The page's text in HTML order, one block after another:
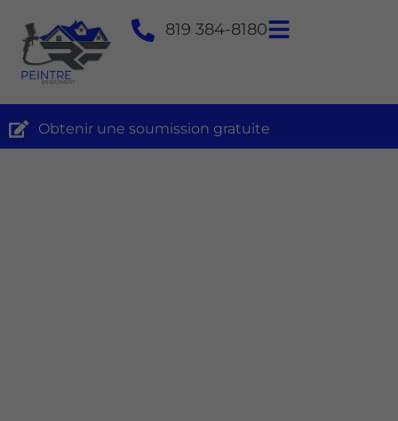
819 384-8180
Obtenir une soumission gratuite